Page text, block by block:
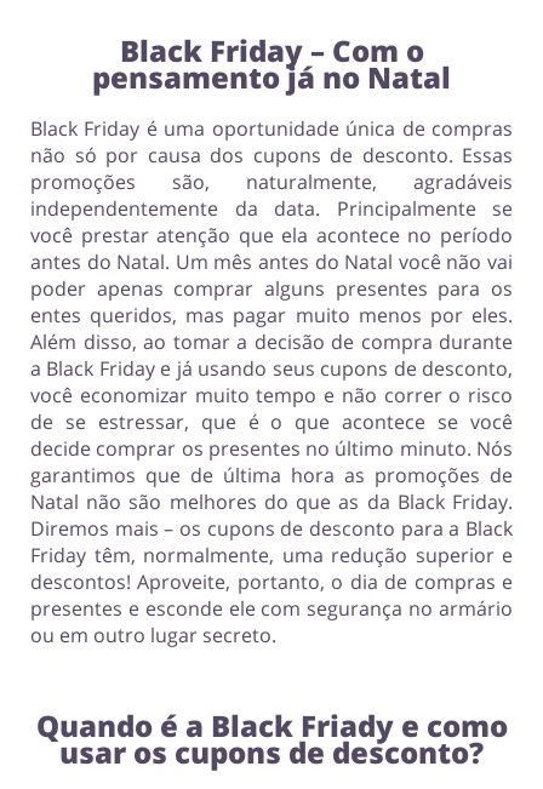
Black Friday – Com o
pensamento já no Natal
Black Friday é uma oportunidade única de compras
não só por causa dos cupons de desconto. Essas
promoções são, naturalmente, agradáveis
independentemente da data. Principalmente se
você prestar atenção que ela acontece no período
antes do Natal. Um mês antes do Natal você não vai
poder apenas comprar alguns presentes para os
entes queridos, mas pagar muito menos por eles.
Além disso, ao tomar a decisão de compra durante
a Black Friday e já usando seus cupons de desconto,
você economizar muito tempo e não correr o risco
de se estressar, que é o que acontece se você
decide comprar os presentes no último minuto. Nós
garantimos que de última hora as promoções de
Natal não são melhores do que as da Black Friday.
Diremos mais – os cupons de desconto para a Black
Friday têm, normalmente, uma redução superior e
descontos! Aproveite, portanto, o dia de compras e
presentes e esconde ele com segurança no armário
ou em outro lugar secreto.
Quando é a Black Friady e como
usar os cupons de desconto?